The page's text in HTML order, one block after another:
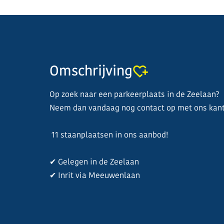
Omschrijving
Op zoek naar een parkeerplaats in de Zeelaan?
Neem dan vandaag nog contact op met ons
11 staanplaatsen in ons aanbod!
✔ Gelegen in de Zeelaan
✔ Inrit via Meeuwenlaan